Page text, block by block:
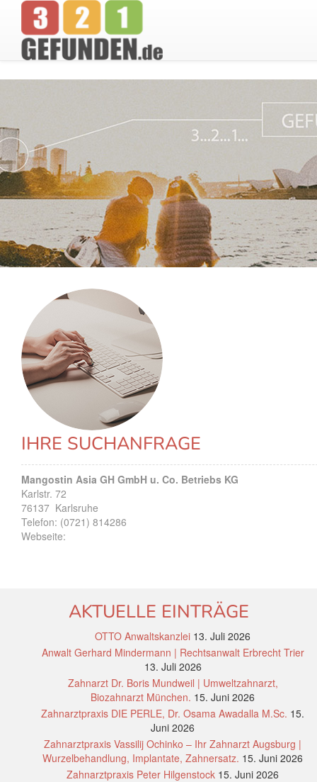
IHRE SUCHANFRAGE
Mangostin Asia GH GmbH u. Co. Betriebs KG
Karlstr. 72
76137 Karlsruhe
Telefon: (0721) 814286
Webseite:
AKTUELLE EINTRÄGE
OTTO Anwaltskanzlei 13. Juli 2026
Anwalt Gerhard Mindermann | Rechtsanwalt Erbrecht Trier
13. Juli 2026
Zahnarzt Dr. Boris Mundweil | Umweltzahnarzt,
Biozahnarzt München. 15. Juni 2026
Zahnarztpraxis DIE PERLE, Dr. Osama Awadalla M.Sc. 15.
Juni 2026
Zahnarztpraxis Vassilij Ochinko – Ihr Zahnarzt Augsburg |
Wurzelbehandlung, Implantate, Zahnersatz. 15. Juni 2026
Zahnarztpraxis Peter Hilgenstock 15. Juni 2026